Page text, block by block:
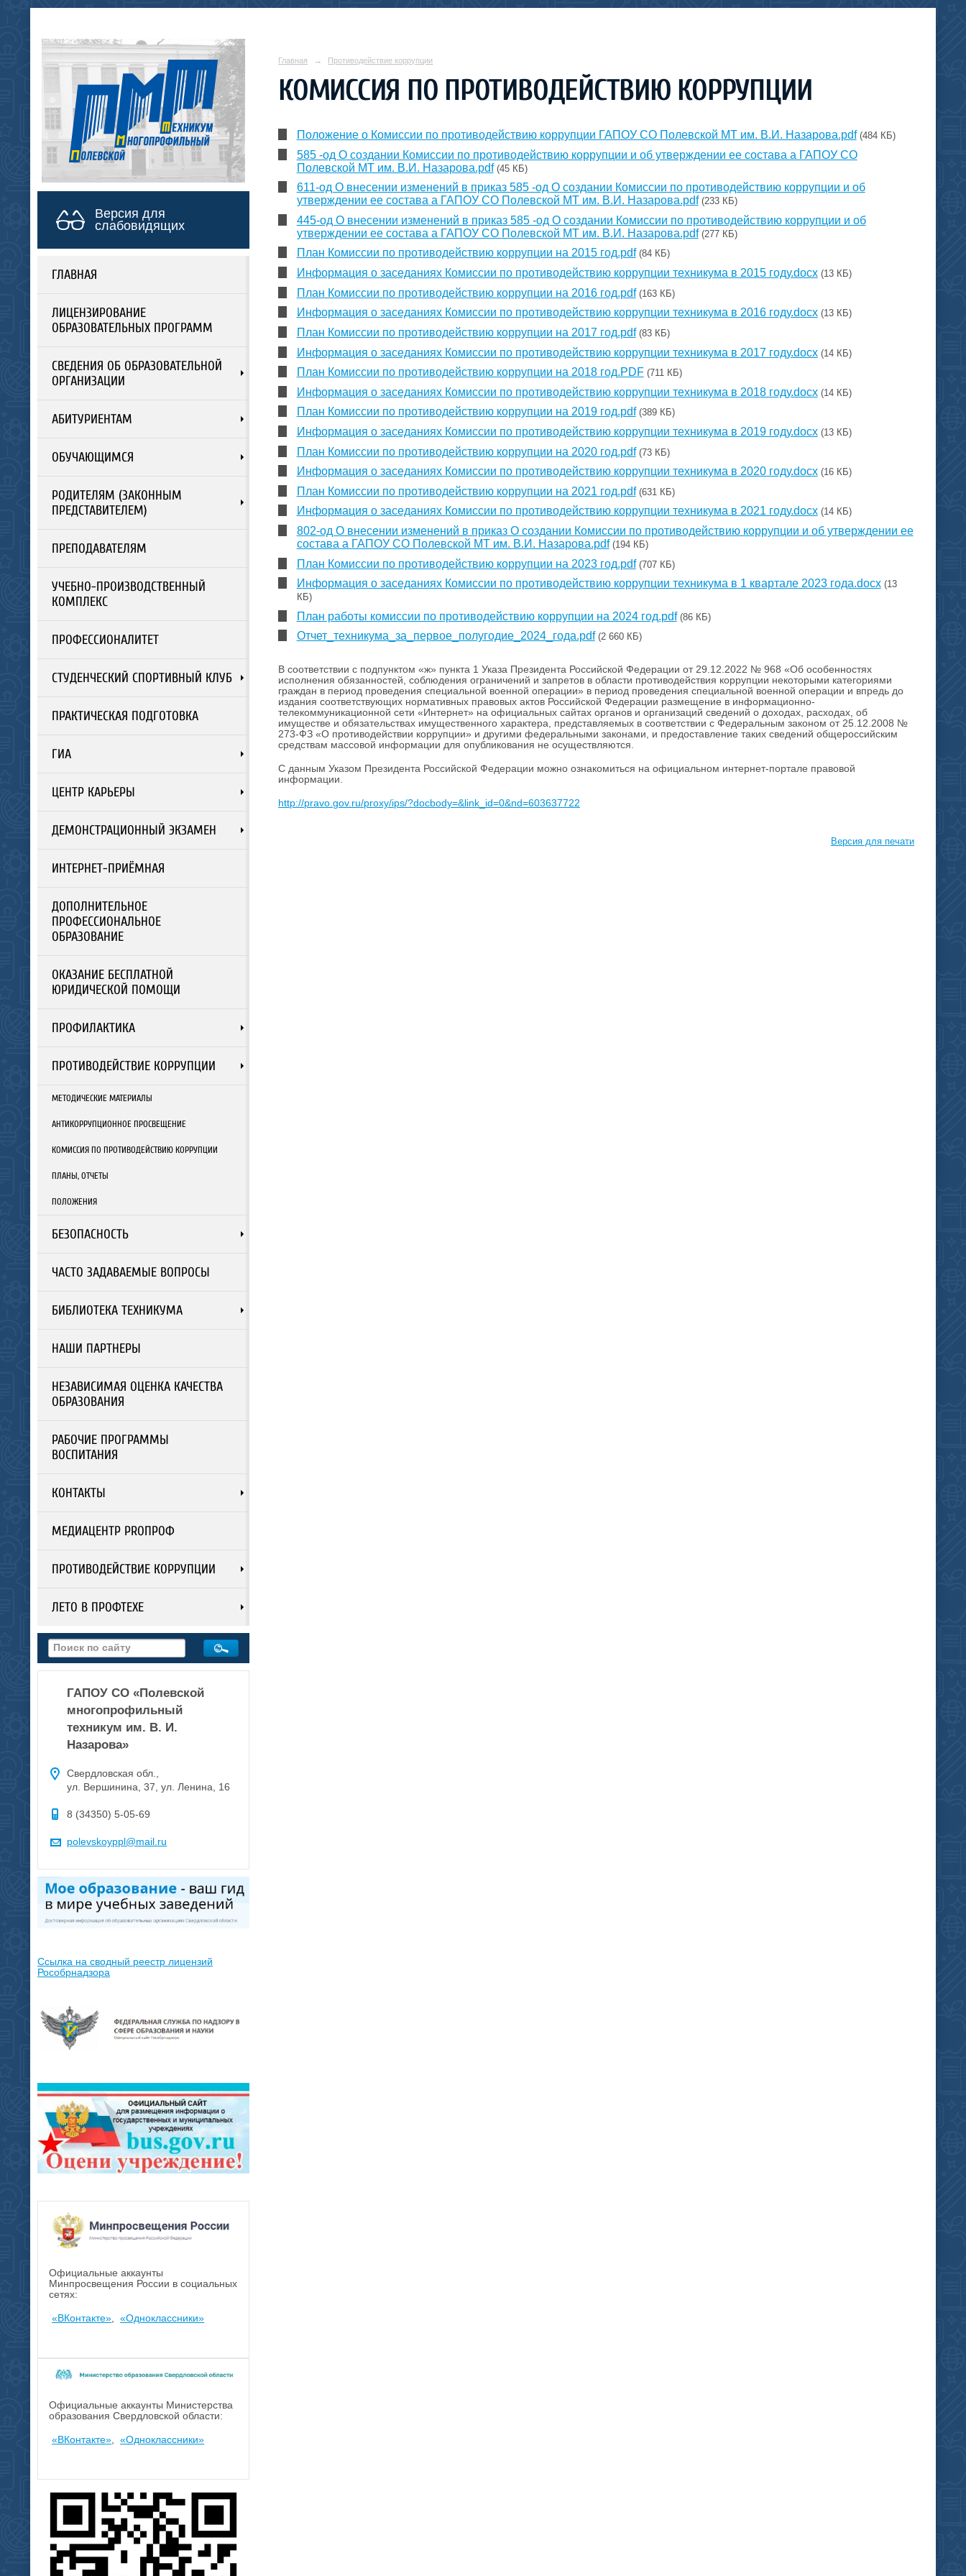
Версия для
слабовидящих
ГЛАВНАЯ
ЛИЦЕНЗИРОВАНИЕ
ОБРАЗОВАТЕЛЬНЫХ ПРОГРАММ
СВЕДЕНИЯ ОБ ОБРАЗОВАТЕЛЬНОЙ
ОРГАНИЗАЦИИ
АБИТУРИЕНТАМ
ОБУЧАЮЩИМСЯ
РОДИТЕЛЯМ (ЗАКОННЫМ
ПРЕДСТАВИТЕЛЕМ)
ПРЕПОДАВАТЕЛЯМ
УЧЕБНО-ПРОИЗВОДСТВЕННЫЙ
КОМПЛЕКС
ПРОФЕССИОНАЛИТЕТ
СТУДЕНЧЕСКИЙ СПОРТИВНЫЙ КЛУБ
ПРАКТИЧЕСКАЯ ПОДГОТОВКА
ГИА
ЦЕНТР КАРЬЕРЫ
ДЕМОНСТРАЦИОННЫЙ ЭКЗАМЕН
ИНТЕРНЕТ-ПРИЁМНАЯ
ДОПОЛНИТЕЛЬНОЕ
ПРОФЕССИОНАЛЬНОЕ
ОБРАЗОВАНИЕ
ОКАЗАНИЕ БЕСПЛАТНОЙ
ЮРИДИЧЕСКОЙ ПОМОЩИ
ПРОФИЛАКТИКА
ПРОТИВОДЕЙСТВИЕ КОРРУПЦИИ
МЕТОДИЧЕСКИЕ МАТЕРИАЛЫ
АНТИКОРРУПЦИОННОЕ ПРОСВЕЩЕНИЕ
КОМИССИЯ ПО ПРОТИВОДЕЙСТВИЮ КОРРУПЦИИ
ПЛАНЫ, ОТЧЕТЫ
ПОЛОЖЕНИЯ
БЕЗОПАСНОСТЬ
ЧАСТО ЗАДАВАЕМЫЕ ВОПРОСЫ
БИБЛИОТЕКА ТЕХНИКУМА
НАШИ ПАРТНЕРЫ
НЕЗАВИСИМАЯ ОЦЕНКА КАЧЕСТВА
ОБРАЗОВАНИЯ
РАБОЧИЕ ПРОГРАММЫ
ВОСПИТАНИЯ
КОНТАКТЫ
МЕДИАЦЕНТР PROПРОФ
ПРОТИВОДЕЙСТВИЕ КОРРУПЦИИ
ЛЕТО В ПРОФТЕХЕ
ГАПОУ СО «Полевской
многопрофильный
техникум им. В. И.
Назарова»
Свердловская обл.,
ул. Вершинина, 37, ул. Ленина, 16
8 (34350) 5-05-69
polevskoyppl@mail.ru
Ссылка на сводный реестр лицензий
Рособрнадзора
Официальные аккаунты
Минпросвещения России в социальных
сетях:
«ВКонтакте»,«Одноклассники»
Официальные аккаунты Министерства
образования Свердловской области:
«ВКонтакте»,«Одноклассники»
Главная → Противодействие коррупции
КОМИССИЯ ПО ПРОТИВОДЕЙСТВИЮ КОРРУПЦИИ
Положение о Комиссии по противодействию коррупции ГАПОУ СО Полевской МТ им. В.И. Назарова.pdf (484 КБ)
585 -од О создании Комиссии по противодействию коррупции и об утверждении ее состава а ГАПОУ СО
Полевской МТ им. В.И. Назарова.pdf (45 КБ)
611-од О внесении изменений в приказ 585 -од О создании Комиссии по противодействию коррупции и об
утверждении ее состава а ГАПОУ СО Полевской МТ им. В.И. Назарова.pdf (233 КБ)
445-од О внесении изменений в приказ 585 -од О создании Комиссии по противодействию коррупции и об
утверждении ее состава а ГАПОУ СО Полевской МТ им. В.И. Назарова.pdf (277 КБ)
План Комиссии по противодействию коррупции на 2015 год.pdf (84 КБ)
Информация о заседаниях Комиссии по противодействию коррупции техникума в 2015 году.docx (13 КБ)
План Комиссии по противодействию коррупции на 2016 год.pdf (163 КБ)
Информация о заседаниях Комиссии по противодействию коррупции техникума в 2016 году.docx (13 КБ)
План Комиссии по противодействию коррупции на 2017 год.pdf (83 КБ)
Информация о заседаниях Комиссии по противодействию коррупции техникума в 2017 году.docx (14 КБ)
План Комиссии по противодействию коррупции на 2018 год.PDF (711 КБ)
Информация о заседаниях Комиссии по противодействию коррупции техникума в 2018 году.docx (14 КБ)
План Комиссии по противодействию коррупции на 2019 год.pdf (389 КБ)
Информация о заседаниях Комиссии по противодействию коррупции техникума в 2019 году.docx (13 КБ)
План Комиссии по противодействию коррупции на 2020 год.pdf (73 КБ)
Информация о заседаниях Комиссии по противодействию коррупции техникума в 2020 году.docx (16 КБ)
План Комиссии по противодействию коррупции на 2021 год.pdf (631 КБ)
Информация о заседаниях Комиссии по противодействию коррупции техникума в 2021 году.docx (14 КБ)
802-од О внесении изменений в приказ О создании Комиссии по противодействию коррупции и об утверждении ее
состава а ГАПОУ СО Полевской МТ им. В.И. Назарова.pdf (194 КБ)
План Комиссии по противодействию коррупции на 2023 год.pdf (707 КБ)
Информация о заседаниях Комиссии по противодействию коррупции техникума в 1 квартале 2023 года.docx (13
КБ)
План работы комиссии по противодействию коррупции на 2024 год.pdf (86 КБ)
Отчет_техникума_за_первое_полугодие_2024_года.pdf (2 660 КБ)
В соответствии с подпунктом «ж» пункта 1 Указа Президента Российской Федерации от 29.12.2022 № 968 «Об особенностях
исполнения обязанностей, соблюдения ограничений и запретов в области противодействия коррупции некоторыми категориями
граждан в период проведения специальной военной операции» в период проведения специальной военной операции и впредь до
издания соответствующих нормативных правовых актов Российской Федерации размещение в информационно-
телекоммуникационной сети «Интернет» на официальных сайтах органов и организаций сведений о доходах, расходах, об
имуществе и обязательствах имущественного характера, представляемых в соответствии с Федеральным законом от 25.12.2008 №
273-ФЗ «О противодействии коррупции» и другими федеральными законами, и предоставление таких сведений общероссийским
средствам массовой информации для опубликования не осуществляются.
С данным Указом Президента Российской Федерации можно ознакомиться на официальном интернет-портале правовой
информации.
http://pravo.gov.ru/proxy/ips/?docbody=&link_id=0&nd=603637722
Версия для печати